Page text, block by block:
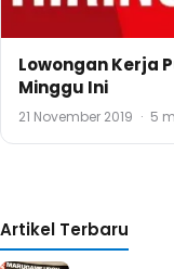
Lowongan Kerja
Minggu Ini
21 November 2019 · 5
Artikel Terbaru